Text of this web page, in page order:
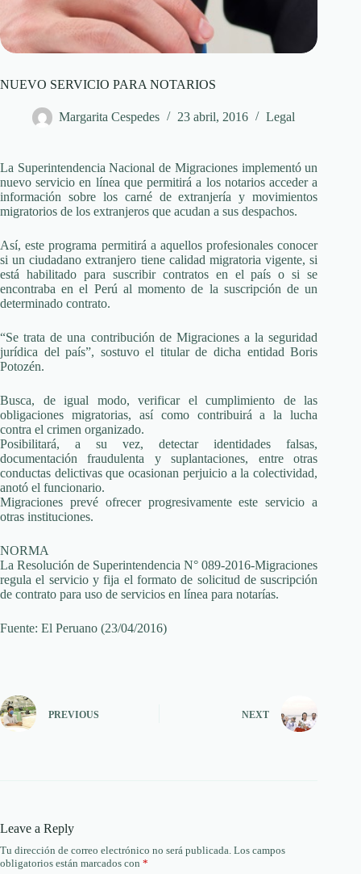
NUEVO SERVICIO PARA NOTARIOS
Margarita Cespedes 23 abril, 2016 Legal
La Superintendencia Nacional de Migraciones implementó un
nuevo servicio en línea que permitirá a los notarios acceder a
información sobre los carné de extranjería y movimientos
migratorios de los extranjeros que acudan a sus despachos.
Así, este programa permitirá a aquellos profesionales conocer
si un ciudadano extranjero tiene calidad migratoria vigente, si
está habilitado para suscribir contratos en el país o si se
encontraba en el Perú al momento de la suscripción de un
determinado contrato.
“Se trata de una contribución de Migraciones a la seguridad
jurídica del país”, sostuvo el titular de dicha entidad Boris
Potozén.
Busca, de igual modo, verificar el cumplimiento de las
obligaciones migratorias, así como contribuirá a la lucha
contra el crimen organizado.
Posibilitará, a su vez, detectar identidades falsas,
documentación fraudulenta y suplantaciones, entre otras
conductas delictivas que ocasionan perjuicio a la colectividad,
anotó el funcionario.
Migraciones prevé ofrecer progresivamente este servicio a
otras instituciones.
NORMA
La Resolución de Superintendencia N° 089-2016-Migraciones
regula el servicio y fija el formato de solicitud de suscripción
de contrato para uso de servicios en línea para notarías.
Fuente: El Peruano (23/04/2016)
PREVIOUS NEXT
Leave a Reply
Tu dirección de correo electrónico no será publicada. Los campos
obligatorios están marcados con *